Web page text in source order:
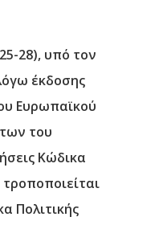
28), υπό τον
έκδοσης
Ευρωπαϊκού
του
Κώδικα
τροποποιείται
Πολιτικής